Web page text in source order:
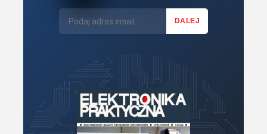
Technika μP, μC, PLD
Termometry i termostaty